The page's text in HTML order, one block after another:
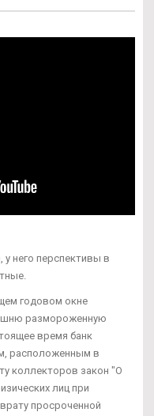
него перспективы в
годовом окне
размороженную
время банк
расположенным в
коллекторов закон "О
лиц при
просроченной